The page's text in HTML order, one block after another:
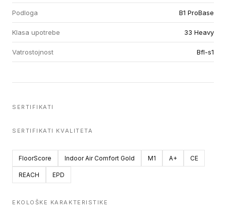
Podloga B1 ProBase
Klasa upotrebe 33 Heavy
Vatrostojnost Bfl-s1
SERTIFIKATI
SERTIFIKATI KVALITETA
FloorScore Indoor Air Comfort Gold M1 A+ CE
REACH EPD
EKOLOŠKE KARAKTERISTIKE